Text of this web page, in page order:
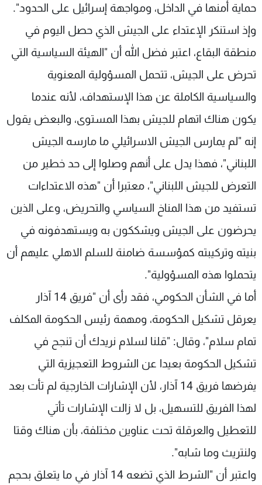
حماية أمنها في الداخل، ومواجهة إسرائيل على الحدود".
وإذ استنكر الإعتداء على الجيش الذي حصل اليوم في
منطقة البقاع، اعتبر فضل الله أن "الهيئة السياسية التي
تحرض على الجيش، تتحمل المسؤولية المعنوية
والسياسية الكاملة عن هذا الإستهداف، لأنه عندما
يكون هناك اتهام للجيش بهذا المستوى، والبعض يقول
إنه "لم يمارس الجيش الاسرائيلي ما مارسه الجيش
اللبناني"، فهذا يدل على أنهم وصلوا إلى حد خطير من
التعرض للجيش اللبناني"، معتبرا أن "هذه الاعتداءات
تستفيد من هذا المناخ السياسي والتحريض، وعلى الذين
يحرضون على الجيش ويشككون به ويستهدفونه في
بنيته وتركيبته كمؤسسة ضامنة للسلم الاهلي عليهم أن
يتحملوا هذه المسؤولية".
أما في الشأن الحكومي، فقد رأى أن "فريق 14 آذار
يعرقل تشكيل الحكومة، ومهمة رئيس الحكومة المكلف
تمام سلام"، وقال: "قلنا لسلام نريدك أن تنجح في
تشكيل الحكومة بعيدا عن الشروط التعجيزية التي
يفرضها فريق 14 آذار، لأن الإشارات الخارجية لم تأت بعد
لهذا الفريق للتسهيل، بل لا زالت الإشارات تأتي
للتعطيل والعرقلة تحت عناوين مختلفة، بأن هناك وقتا
ولنتريث وما شابه".
واعتبر أن "الشرط الذي تضعه 14 آذار في ما يتعلق بحجم